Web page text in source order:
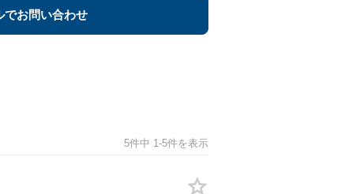
でお問い合わせ
5件中 1-5件を表示